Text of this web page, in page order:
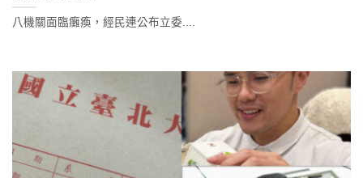
八機關面臨癱瘓，經民連公布立委....